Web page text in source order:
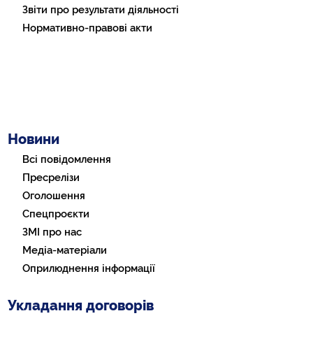
Звіти про результати діяльності
Нормативно-правові акти
Новини
Всі повідомлення
Пресрелізи
Оголошення
Спецпроєкти
ЗМІ про нас
Медіа-матеріали
Оприлюднення інформації
Укладання договорів